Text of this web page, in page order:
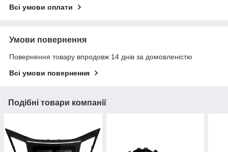
Всі умови оплати
Умови повернення
Повернення товару впродовж 14 днів за домовленістю
Всі умови повернення
Подібні товари компанії